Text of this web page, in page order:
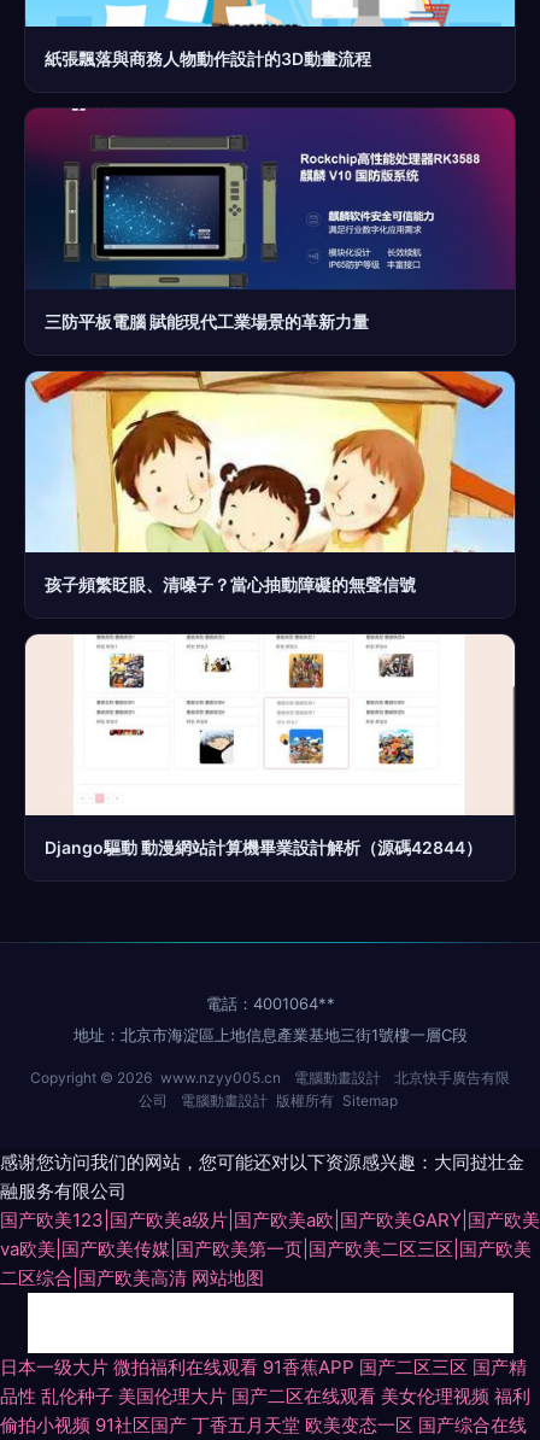
紙張飄落與商務人物動作設計的3D動畫流程
三防平板電腦 賦能現代工業場景的革新力量
孩子頻繁眨眼、清嗓子？當心抽動障礙的無聲信號
Django驅動 動漫網站計算機畢業設計解析（源碼42844）
電話：4001064**
地址：北京市海淀區上地信息產業基地三街1號樓一層C段
Copyright © 2026 www.nzyy005.cn 電腦動畫設計
北京快手廣告有限
公司
電腦動畫設計 版權所有 Sitemap
感谢您访问我们的网站，您可能还对以下资源感兴趣：大同挝壮金
融服务有限公司
国产欧美123|国产欧美a级片|国产欧美a欧|国产欧美GARY|国产欧美
va欧美|国产欧美传媒|国产欧美第一页|国产欧美二区三区|国产欧美
二区综合|国产欧美高清 网站地图
www情色五月天 欧美日韩亚洲国产成 成人网无码av 欧美性日韩 91p最新网
址 超踫人人色导航 九十一看片 熟女露脸91 91网站免费视频在线观看 女同拉
日本一级大片 微拍福利在线观看 91香蕉APP 国产二区三区 国产精
品性 乱伦种子 美国伦理大片 国产二区在线观看 美女伦理视频 福利
偷拍小视频 91社区国产 丁香五月天堂 欧美变态一区 国产综合在线